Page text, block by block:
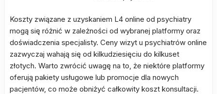
Koszty związane z uzyskaniem L4 online od psychiatry
mogą się różnić w zależności od wybranej platformy oraz
doświadczenia specjalisty. Ceny wizyt u psychiatrów online
zazwyczaj wahają się od kilkudziesięciu do kilkuset
złotych. Warto zwrócić uwagę na to, że niektóre platformy
oferują pakiety usługowe lub promocje dla nowych
pacjentów, co może obniżyć całkowity koszt konsultacji.